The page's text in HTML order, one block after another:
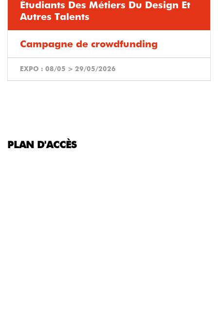
Étudiants Des Métiers Du Design Et
Autres Talents
Campagne de crowdfunding
EXPO : 08/05 > 29/05/2026
PLAN D'ACCÈS